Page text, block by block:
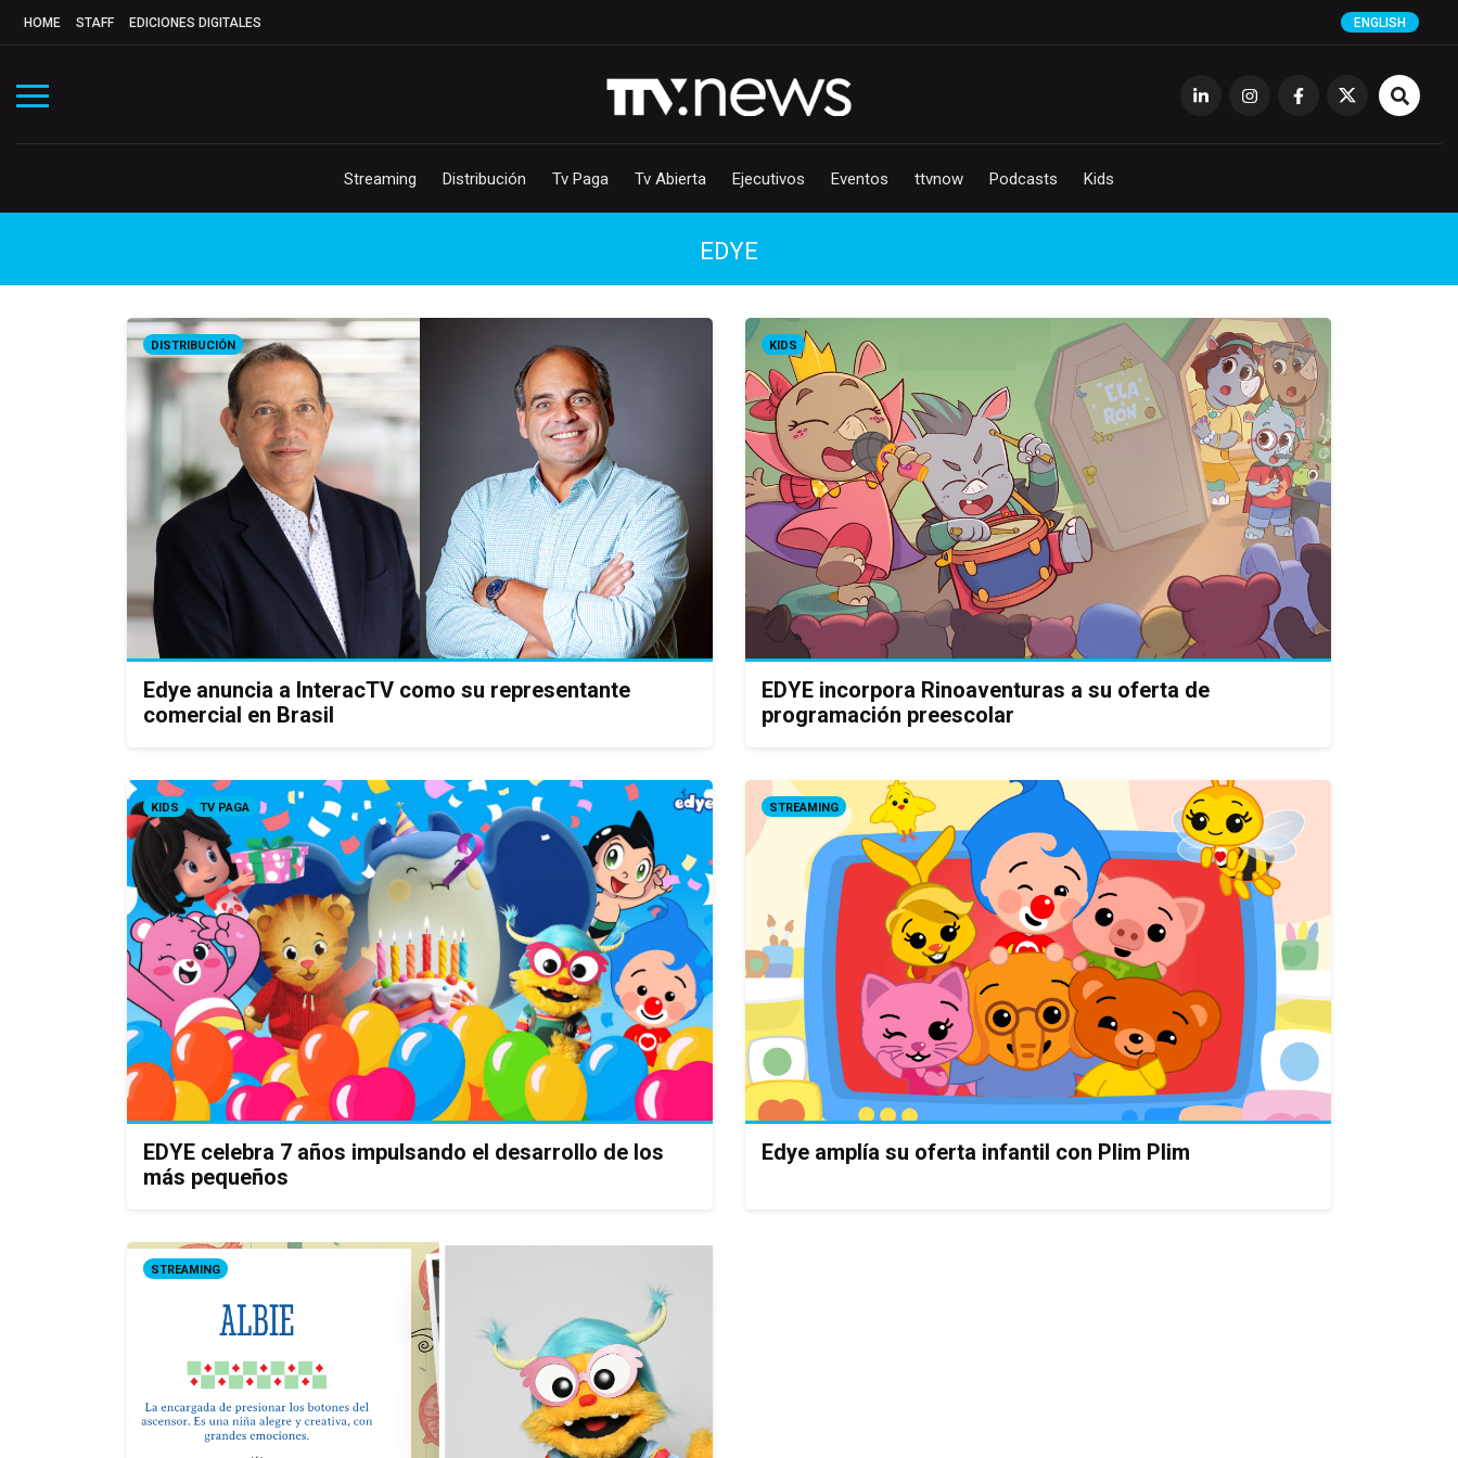
HOME STAFF EDICIONES DIGITALES ENGLISH
Streaming Distribución Tv Paga Tv Abierta Ejecutivos Eventos ttvnow Podcasts Kids
EDYE
DISTRIBUCIÓN
Edye anuncia a InteracTV como su representante
comercial en Brasil
KIDS
EDYE incorpora Rinoaventuras a su oferta de
programación preescolar
KIDS TV PAGA
EDYE celebra 7 años impulsando el desarrollo de los
más pequeños
STREAMING
Edye amplía su oferta infantil con Plim Plim
STREAMING